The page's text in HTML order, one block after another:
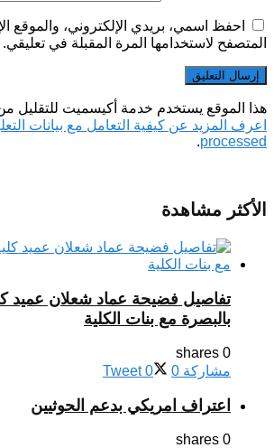
احفظ اسمي، بريدي الإلكتروني، والموقع
المتصفح لاستخدامها المرة المقبلة في تعليقي.
هذا الموقع يستخدم خدمة أكيسميت للتقليل
اعرف المزيد عن كيفية التعامل مع بيانات
processed
.
الأكثر مشاهدة
تفاصيل فضيحة عماد شعلان عميد
بالبصرة مع بنات الكلية
0 shares
مشاركة 0
Tweet 0
اعتراف امريكي بدعم الحوثيين
0 shares